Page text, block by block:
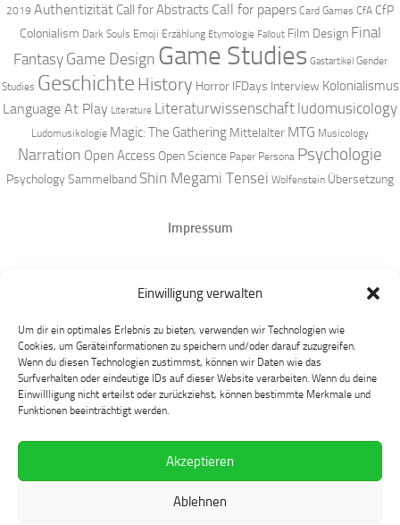
Einwilligung verwalten
Um dir ein optimales Erlebnis zu bieten, verwenden wir Technologien wie
Cookies, um Geräteinformationen zu speichern und/oder darauf zuzugreifen.
Wenn du diesen Technologien zustimmst, können wir Daten wie das
Surfverhalten oder eindeutige IDs auf dieser Website verarbeiten. Wenn du deine
Einwillligung nicht erteilst oder zurückziehst, können bestimmte Merkmale und
Funktionen beeinträchtigt werden.
Akzeptieren
Ablehnen
2019 Authentizität Call for Abstracts Call for papers Card Games CfA CfP
Colonialism Dark Souls Emoji Erzählung Etymologie Fallout Film Design Final
Fantasy Game Design Game Studies Gastartikel Gender
Studies Geschichte History Horror IFDays Interview Kolonialismus
Language At Play Literature Literaturwissenschaft ludomusicology
Ludomusikologie Magic: The Gathering Mittelalter MTG Musicology
Narration Open Access Open Science Paper Persona Psychologie
PsychologySammelband Shin Megami Tensei Wolfenstein Übersetzung
Impressum
Mastodon